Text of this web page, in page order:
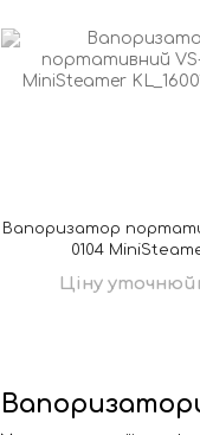
Вапоризатор
0104
Ціну